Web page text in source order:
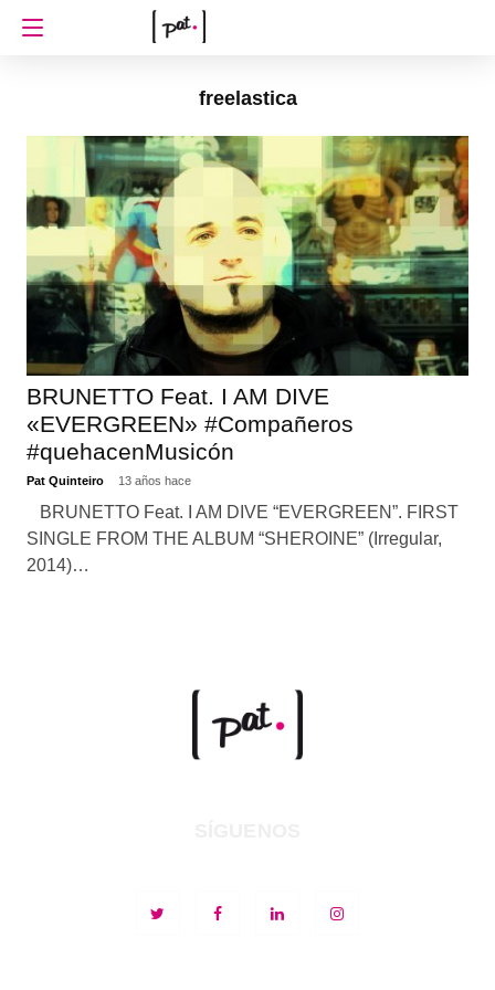
freelastica
BRUNETTO Feat. I AM DIVE
«EVERGREEN» #Compañeros
#quehacenMusicón
Pat Quinteiro 13 años hace
BRUNETTO Feat. I AM DIVE “EVERGREEN”. FIRST
SINGLE FROM THE ALBUM “SHEROINE” (Irregular,
2014)…